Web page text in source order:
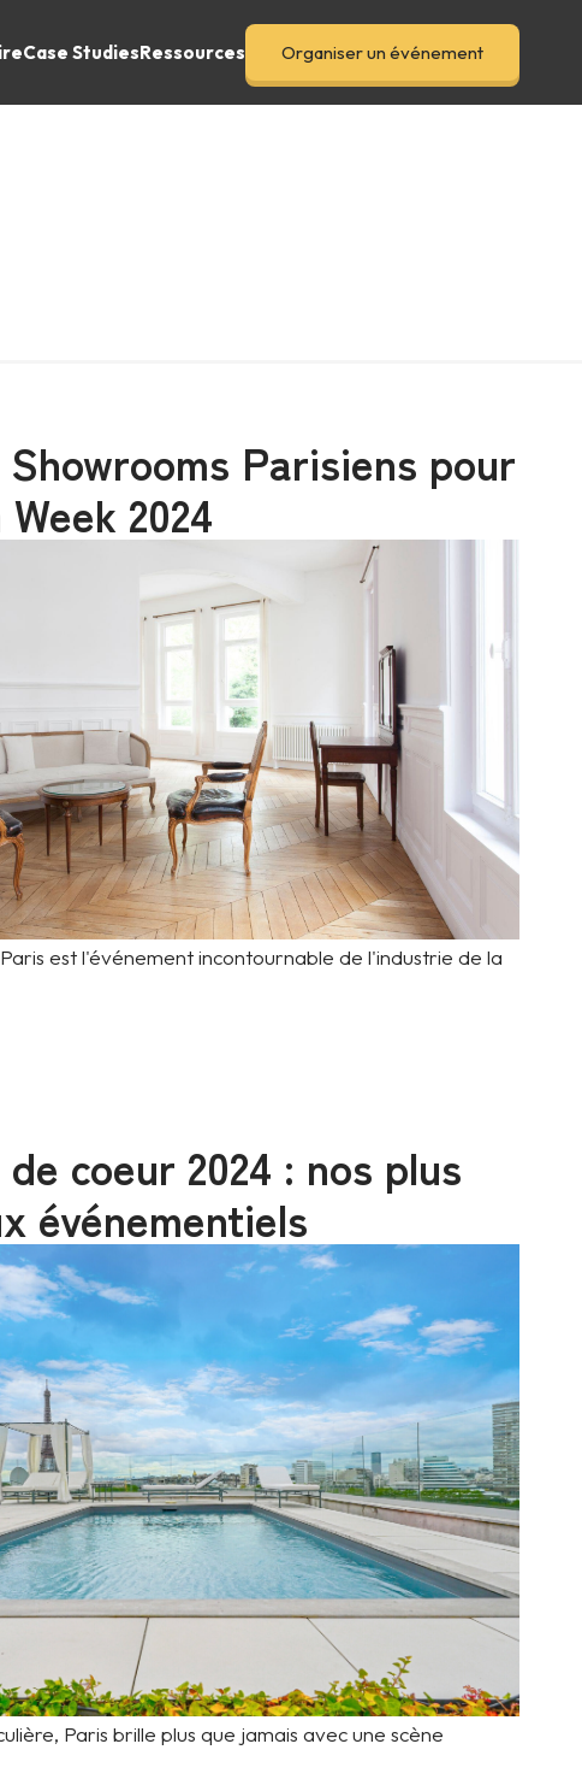
Case StudiesRessources Organiser un événement
Parisiens pour
2024
est l'événement incontournable de l'industrie de la
coeur 2024 : nos plus
événementiels
Paris brille plus que jamais avec une scène